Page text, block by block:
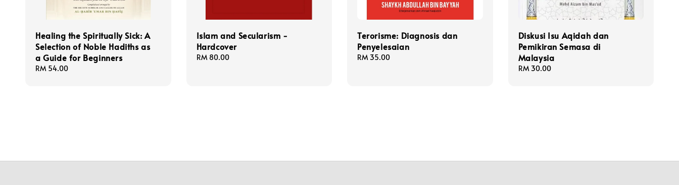
Healing the Spiritually Sick: A
Selection of Noble Hadiths as
a Guide for Beginners
Regular
RM 54.00
Islam and Secularism -
Hardcover
Regular
RM 80.00
Terorisme: Diagnosis dan
Penyelesaian
Regular
RM 35.00
Diskusi Isu Aqidah dan
Pemikiran Semasa di
Malaysia
Regular
RM 30.00